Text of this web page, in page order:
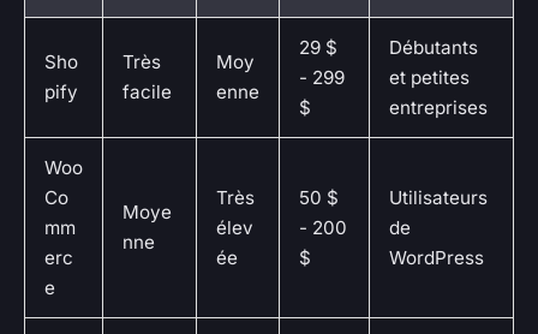
Sho
pify
Très
facile
Moy
enne
29 $
- 299
$
Débutants
et petites
entreprises
Woo
Co
mm
erc
e
Moye
nne
Très
élev
ée
50 $
- 200
$
Utilisateurs
de
WordPress